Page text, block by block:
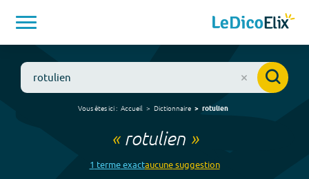
Vous êtes ici : Accueil Dictionnaire rotulien
« rotulien»
1 termeexactaucunesuggestion